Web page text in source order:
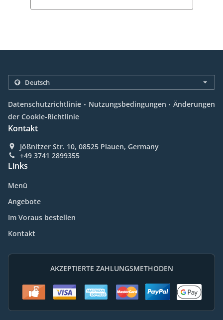
Datenschutzrichtlinie . Nutzungsbedingungen . Änderungen
der Cookie-Richtlinie
Kontakt
Jößnitzer Str. 10, 08525 Plauen, Germany
+49 3741 2899355
Links
Menü
Angebote
Im Voraus bestellen
Kontakt
AKZEPTIERTE ZAHLUNGSMETHODEN